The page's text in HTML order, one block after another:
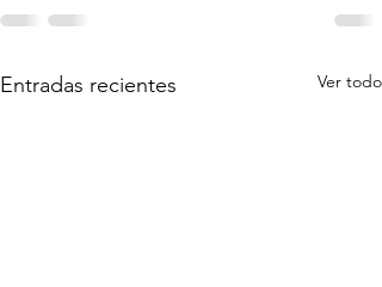
Entradas recientes Ver todo